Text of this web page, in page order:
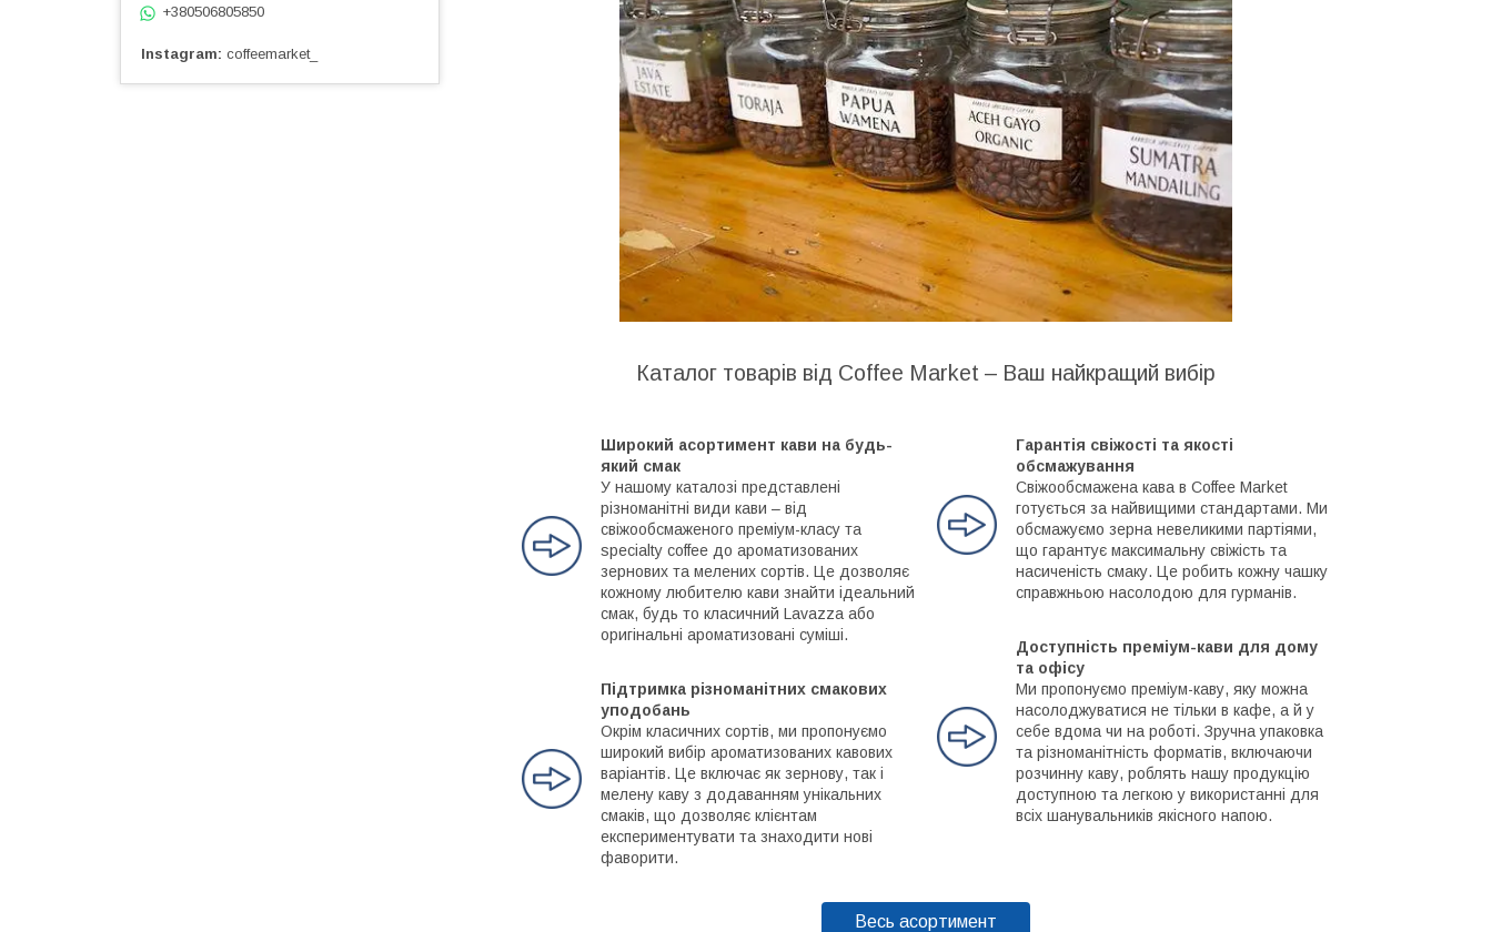
Каталог товарів від Coffee Market – Ваш найкращий вибір
Широкий асортимент кави на будь-
який смак
У нашому каталозі представлені
різноманітні види кави – від
свіжообсмаженого преміум-класу та
specialty coffee до ароматизованих
зернових та мелених сортів. Це дозволяє
кожному любителю кави знайти ідеальний
смак, будь то класичний Lavazza або
оригінальні ароматизовані суміші.
Підтримка різноманітних смакових
уподобань
Окрім класичних сортів, ми пропонуємо
широкий вибір ароматизованих кавових
варіантів. Це включає як зернову, так і
мелену каву з додаванням унікальних
смаків, що дозволяє клієнтам
експериментувати та знаходити нові
фаворити.
Гарантія свіжості та якості
обсмажування
Свіжообсмажена кава в Coffee Market
готується за найвищими стандартами. Ми
обсмажуємо зерна невеликими партіями,
що гарантує максимальну свіжість та
насиченість смаку. Це робить кожну чашку
справжньою насолодою для гурманів.
Доступність преміум-кави для дому
та офісу
Ми пропонуємо преміум-каву, яку можна
насолоджуватися не тільки в кафе, а й у
себе вдома чи на роботі. Зручна упаковка
та різноманітність форматів, включаючи
розчинну каву, роблять нашу продукцію
доступною та легкою у використанні для
всіх шанувальників якісного напою.
Весь асортимент
+380506805850
Instagram coffeemarket_